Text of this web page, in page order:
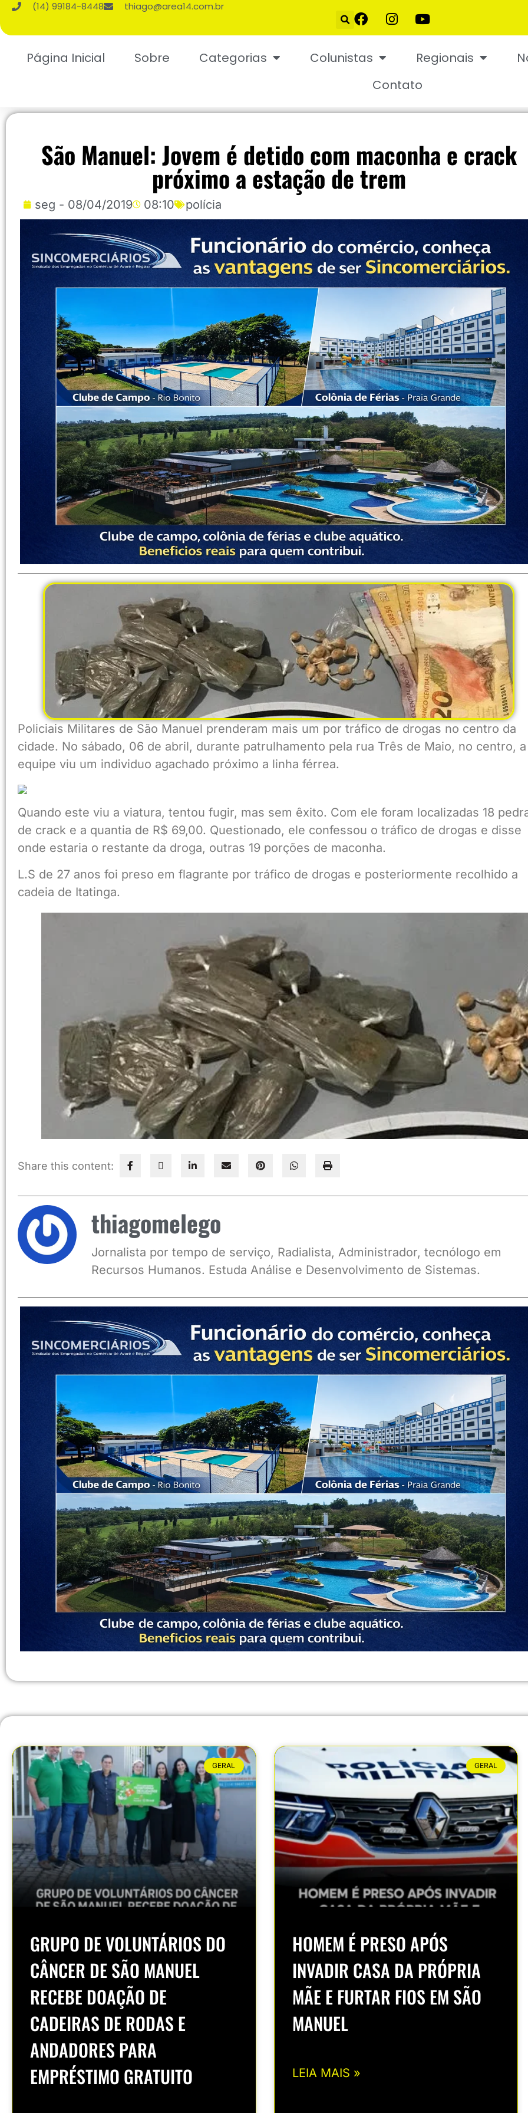
(14) 99184-8448 thiago@area14.com.br
Página Inicial Sobre Categorias Colunistas Regionais
Contato
São Manuel: Jovem é detido com maconha e crack
próximo a estação de trem
seg - 08/04/2019 08:10 polícia
Policiais Militares de São Manuel prenderam mais um por tráfico de drogas no centro da
cidade. No sábado, 06 de abril, durante patrulhamento pela rua Três de Maio, no centro, a
equipe viu um individuo agachado próximo a linha férrea.
Quando este viu a viatura, tentou fugir, mas sem êxito. Com ele foram localizadas 18
de crack e a quantia de R$ 69,00. Questionado, ele confessou o tráfico de drogas e disse
onde estaria o restante da droga, outras 19 porções de maconha.
L.S de 27 anos foi preso em flagrante por tráfico de drogas e posteriormente recolhido a
cadeia de Itatinga.
Share this content:
thiagomelego
Jornalista por tempo de serviço, Radialista, Administrador, tecnólogo em
Recursos Humanos. Estuda Análise e Desenvolvimento de Sistemas.
GERAL
GRUPO DE VOLUNTÁRIOS DO
CÂNCER DE SÃO MANUEL
RECEBE DOAÇÃO DE
CADEIRAS DE RODAS E
ANDADORES PARA
EMPRÉSTIMO GRATUITO
GERAL
HOMEM É PRESO APÓS
INVADIR CASA DA PRÓPRIA
MÃE E FURTAR FIOS EM SÃO
MANUEL
LEIA MAIS »